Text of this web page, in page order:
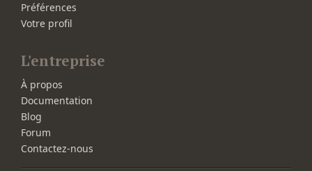
Préférences
Votre profil
L'entreprise
À propos
Documentation
Blog
Forum
Contactez-nous